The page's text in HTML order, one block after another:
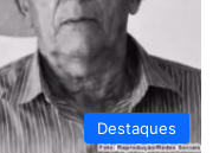
Destaques